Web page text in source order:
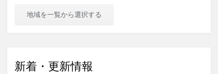
地域を一覧から選択する
新着・更新情報